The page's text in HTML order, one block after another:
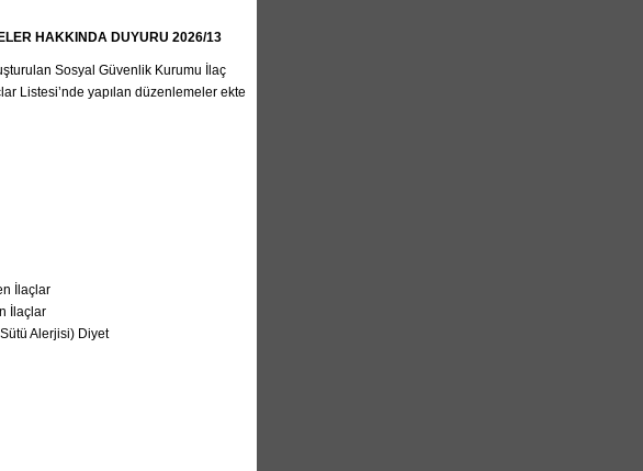
HAKKINDA DUYURU 2026/13
Sosyal Güvenlik Kurumu İlaç
Listesi’nde yapılan düzenlemeler ekte
İlaçlar
İlaçlar
Alerjisi) Diyet